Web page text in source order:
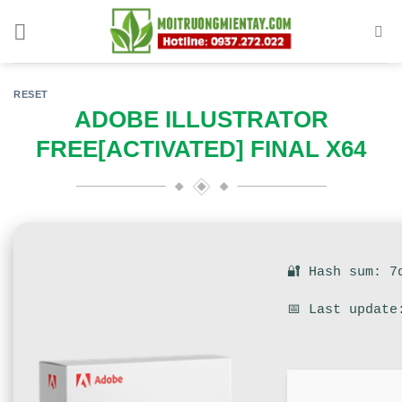
RESET
ADOBE ILLUSTRATOR
FREE[ACTIVATED] FINAL X64
🔐 Hash sum:
📅 Last